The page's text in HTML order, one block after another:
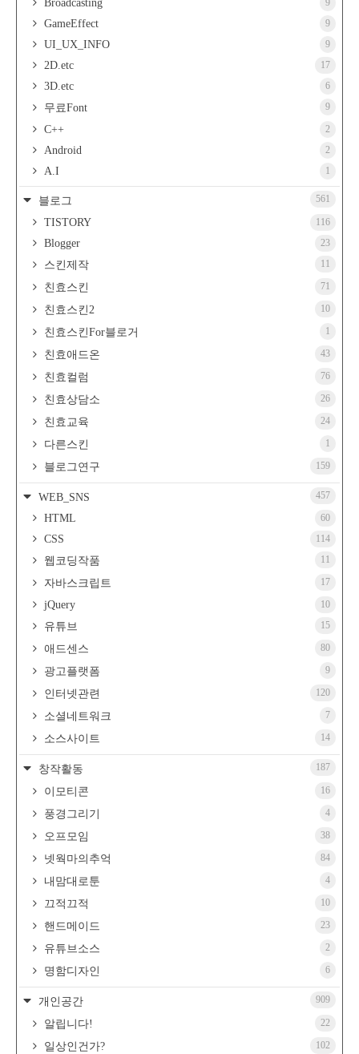
Broadcasting 9
GameEffect 9
UI_UX_INFO 9
2D.etc 17
3D.etc 6
무료Font 9
C++ 2
Android 2
A.I 1
블로그 561
TISTORY 116
Blogger 23
스킨제작 11
친효스킨 71
친효스킨2 10
친효스킨For블로거 1
친효애드온 43
친효컬럼 76
친효상담소 26
친효교육 24
다른스킨 1
블로그연구 159
WEB_SNS 457
HTML 60
CSS 114
웹코딩작품 11
자바스크립트 17
jQuery 10
유튜브 15
애드센스 80
광고플랫폼 9
인터넷관련 120
소셜네트워크 7
소스사이트 14
창작활동 187
이모티콘 16
풍경그리기 4
오프모임 38
넷웍마의추억 84
내맘대로툰 4
끄적끄적 10
핸드메이드 23
유튜브소스 2
명함디자인 6
개인공간 909
알립니다! 22
일상인건가? 102